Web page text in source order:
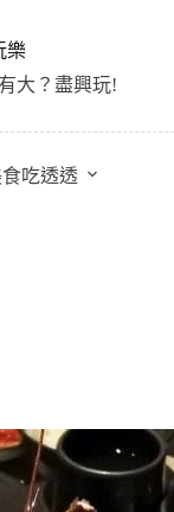
樂
大？盡興玩!
吃透透